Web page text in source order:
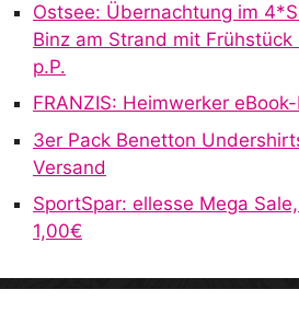
Ostsee: Übernachtung im
Binz am Strand mit
p.P.
FRANZIS: Heimwerker
3er Pack Benetton
Versand
SportSpar: ellesse Mega
1,00€